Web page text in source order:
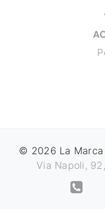
© 2026 La Marca
Via Napoli,